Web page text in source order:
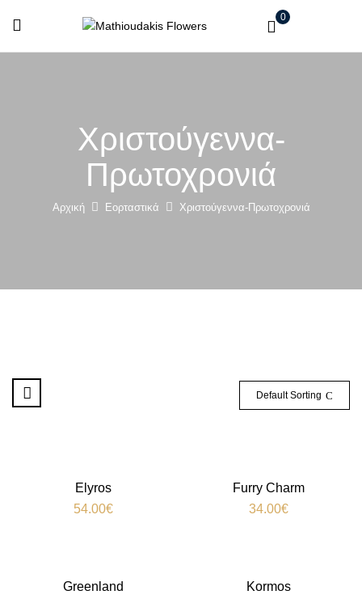
0
Χριστούγεννα-
Πρωτοχρονιά
Αρχική Εορταστικά Χριστούγεννα-Πρωτοχρονιά
Default Sorting
Elyros
54.00€
Furry Charm
34.00€
Greenland
Kormos